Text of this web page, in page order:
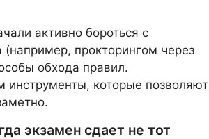
активно бороться с
прокторингом через
обхода правил.
которые позволяют
экзамен сдает не тот